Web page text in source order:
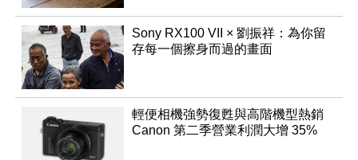
Sony RX100 VII × 劉振祥：為你留
存每一個擦身而過的畫面
輕便相機強勢復甦與高階機型熱銷
Canon 第二季營業利潤大增 35%